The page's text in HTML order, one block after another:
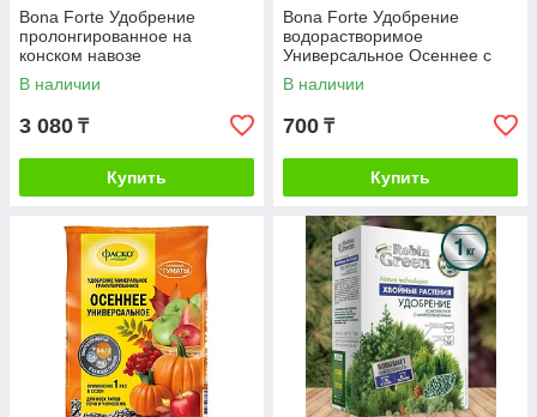
Bona Forte Удобрение
пролонгированное на
конском навозе
Универсальное, 2кг
В наличии
3 080 ₸
Купить
Bona Forte Удобрение
водорастворимое
Универсальное Осеннее с
аминокислотами, 100г
В наличии
700 ₸
Купить